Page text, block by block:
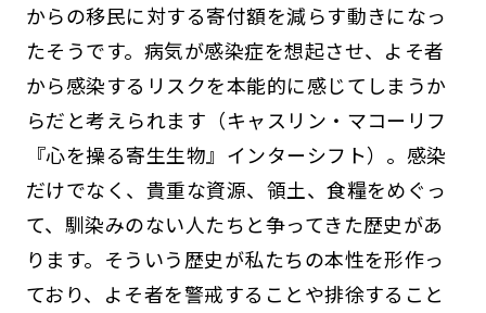
からの移民に対する寄付額を減らす動きになっ
たそうです。病気が感染症を想起させ、よそ者
から感染するリスクを本能的に感じてしまうか
らだと考えられます（キャスリン・マコーリフ
『心を操る寄生生物』インターシフト）。感染
だけでなく、貴重な資源、領土、食糧をめぐっ
て、馴染みのない人たちと争ってきた歴史があ
ります。そういう歴史が私たちの本性を形作っ
ており、よそ者を警戒することや排徐すること